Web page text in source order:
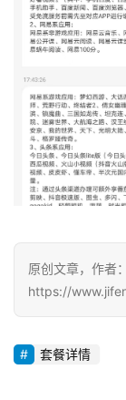
原创文章，作者
https://
套餐详情